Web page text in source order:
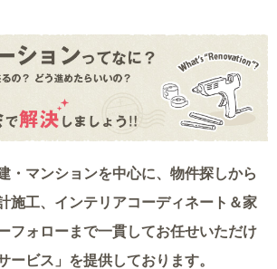
・マンションを中心に、物件探しから
施工、インテリアコーディネート＆家
フォローまで一貫してお任せいただけ
ービス 」を提供しております。